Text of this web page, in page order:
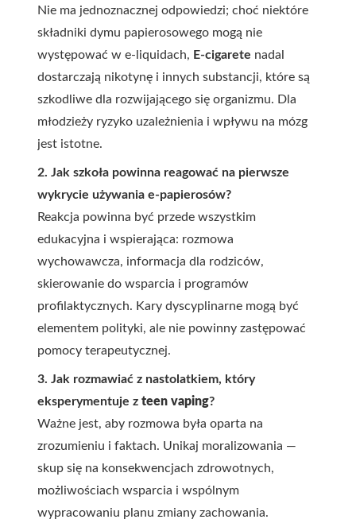
Nie ma jednoznacznej odpowiedzi; choć niektóre
składniki dymu papierosowego mogą nie
występować w e‑liquidach, E-cigarete nadal
dostarczają nikotynę i innych substancji, które są
szkodliwe dla rozwijającego się organizmu. Dla
młodzieży ryzyko uzależnienia i wpływu na mózg
jest istotne.
2. Jak szkoła powinna reagować na pierwsze
wykrycie używania e-papierosów?
Reakcja powinna być przede wszystkim
edukacyjna i wspierająca: rozmowa
wychowawcza, informacja dla rodziców,
skierowanie do wsparcia i programów
profilaktycznych. Kary dyscyplinarne mogą być
elementem polityki, ale nie powinny zastępować
pomocy terapeutycznej.
3. Jak rozmawiać z nastolatkiem, który
eksperymentuje z teen vaping?
Ważne jest, aby rozmowa była oparta na
zrozumieniu i faktach. Unikaj moralizowania —
skup się na konsekwencjach zdrowotnych,
możliwościach wsparcia i wspólnym
wypracowaniu planu zmiany zachowania.